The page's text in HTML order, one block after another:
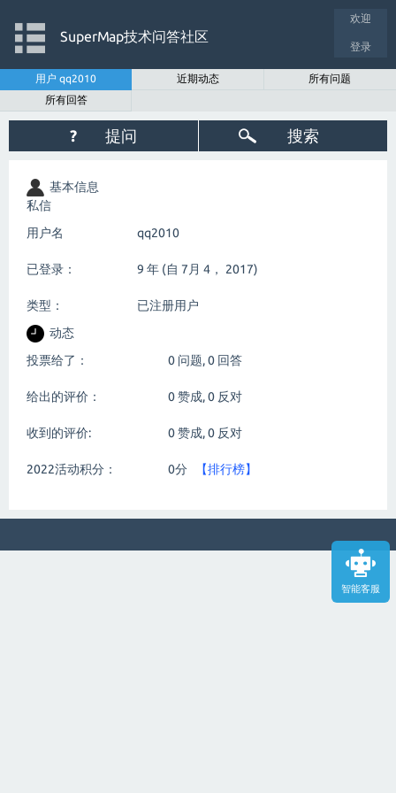
智能客服
欢迎
登录
SuperMap技术问答社区
用户 qq2010 近期动态
所有问题
所有回答
? 提问 搜索
基本信息
私信
用户名
qq2010
已登录： 9 年 (自 7月 4， 2017)
类型：
已注册用户
动态
投票给了：
0 问题,0 回答
给出的评价： 0赞成,0 反对
收到的评价: 0赞成,0 反对
2022活动积分： 0分 【排行榜】